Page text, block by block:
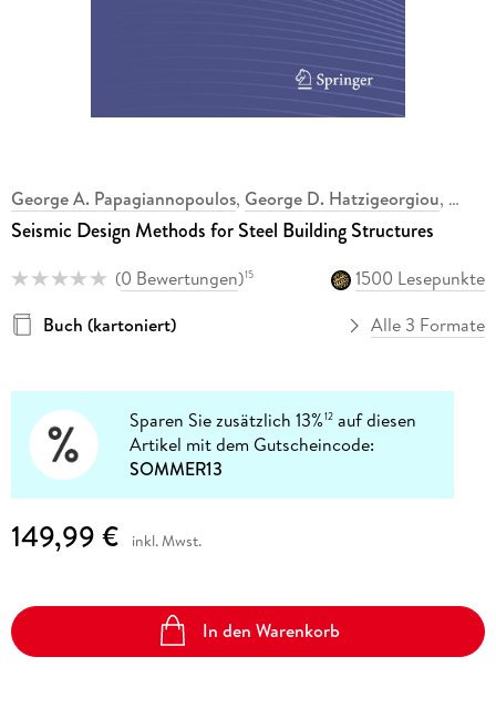
George A. Papagiannopoulos, George D. Hatzigeorgiou,
Seismic Design Methods for Steel Building Structures
(0 Bewertungen)15
1500 Lesepunkte
Buch (kartoniert)
Alle 3 Formate
Sparen Sie zusätzlich 13%12 auf diesen
Artikel mit dem Gutscheincode:
SOMMER13
149,99 € inkl. Mwst.
In den Warenkorb